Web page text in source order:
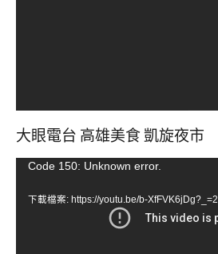
大眼電台 高雄美食 凱旋夜市
視Code 150: Unknown error.
下載檔案: https://youtu.be/b-XfFVK6jDg?_=2